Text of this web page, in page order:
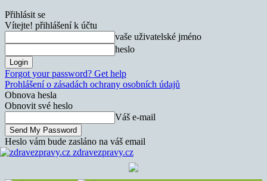
Přihlásit se
Vítejte! přihlášení k účtu
vaše uživatelské jméno
heslo
Forgot your password? Get help
Prohlášení o zásadách ochrany osobních údajů
Obnova hesla
Obnovit své heslo
Váš e-mail
Heslo vám bude zasláno na váš email
zdravezpravy.cz